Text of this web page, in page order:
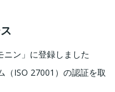
ニン」に登録しました
（ISO 27001）の認証を取